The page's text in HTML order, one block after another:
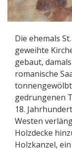
Die ehemals
geweihte
gebaut,
romanische
gedrungenen
18.
Westen
Holzdecke
Holzkanzel,